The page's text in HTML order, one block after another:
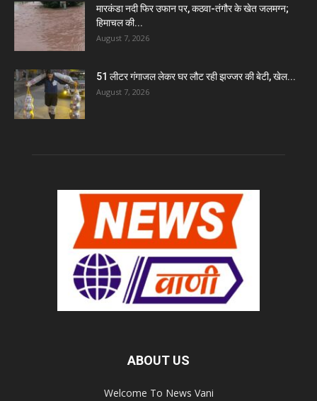
मारकंडा नदी फिर उफान पर, कठवा-तंगौर के खेत जलमग्न;
हिमाचल की...
August 7, 2026
51 लीटर गंगाजल लेकर घर लौट रही झज्जर की बेटी, खेल...
August 7, 2026
ABOUT US
Welcome To News Vani